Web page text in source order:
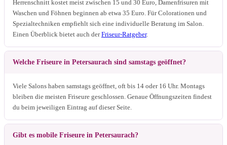
Herrenschnitt kostet meist zwischen 15 und 30 Euro, Damenfrisuren mit
Waschen und Föhnen beginnen ab etwa 35 Euro. Für Colorationen und
Spezialtechniken empfiehlt sich eine individuelle Beratung im Salon.
Einen Überblick bietet auch derFriseur-Ratgeber.
Welche Friseure in Petersaurach sind samstags geöffnet?
Viele Salons haben samstags geöffnet, oft bis 14 oder 16 Uhr. Montags
bleiben die meisten Friseure geschlossen. Genaue Öffnungszeiten findest
du beim jeweiligen Eintrag auf dieser Seite.
Gibt es mobile Friseure in Petersaurach?